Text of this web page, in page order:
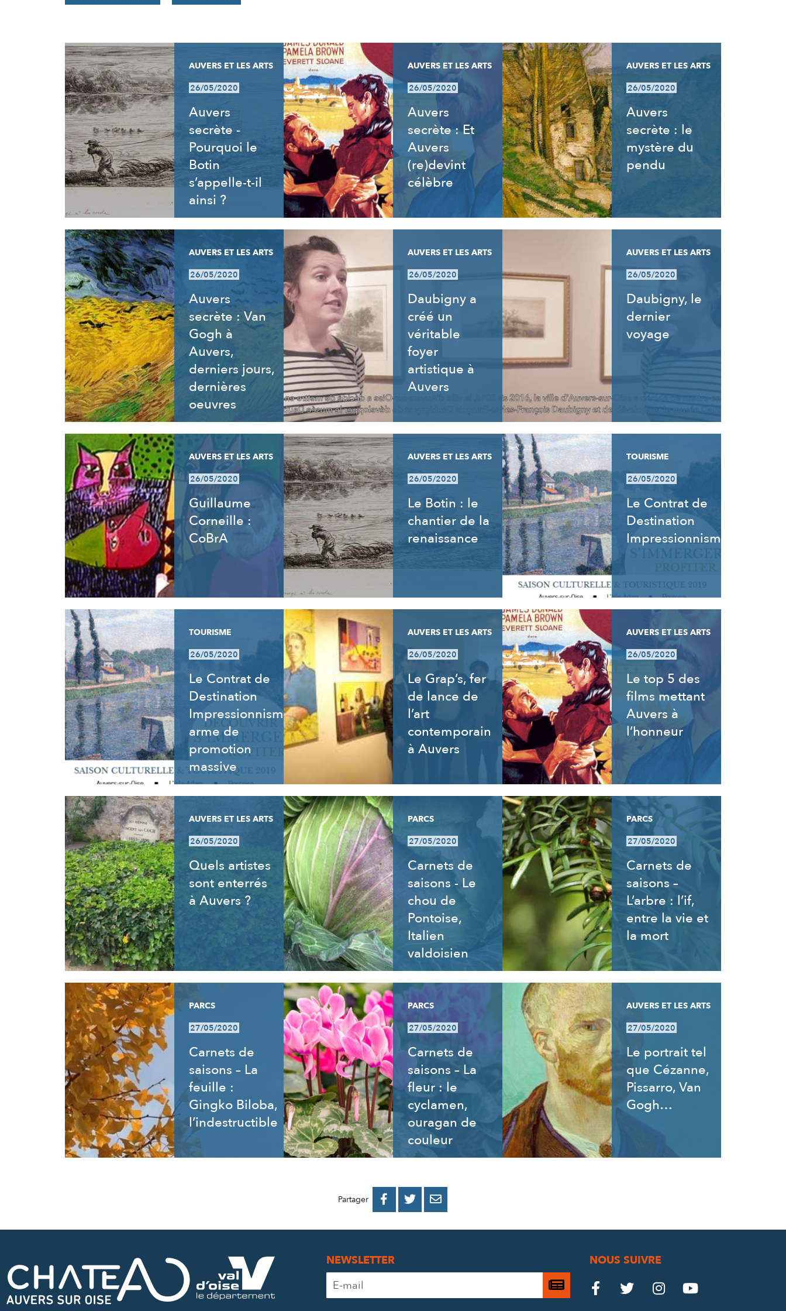
RÉSULTATS
AUVERS ET LES ARTS
26/05/2020
Auvers
secrète -
Pourquoi le
Botin
s’appelle-t-il
ainsi ?
AUVERS ET LES ARTS
26/05/2020
Auvers
secrète : Et
Auvers
(re)devint
célèbre
AUVERS ET LES ARTS
26/05/2020
Auvers
secrète : le
mystère du
pendu
AUVERS ET LES ARTS
26/05/2020
Auvers
secrète : Van
Gogh à
Auvers,
derniers jours,
dernières
oeuvres
AUVERS ET LES ARTS
26/05/2020
Daubigny a
créé un
véritable
foyer
artistique à
Auvers
AUVERS ET LES ARTS
26/05/2020
Daubigny, le
dernier
voyage
AUVERS ET LES ARTS
26/05/2020
Guillaume
Corneille :
CoBrA
AUVERS ET LES ARTS
26/05/2020
Le Botin : le
chantier de la
renaissance
TOURISME
26/05/2020
Le Contrat de
Destination
Impressionnisme
TOURISME
26/05/2020
Le Contrat de
Destination
Impressionnisme,
arme de
promotion
massive
AUVERS ET LES ARTS
26/05/2020
Le Grap’s, fer
de lance de
l’art
contemporain
à Auvers
AUVERS ET LES ARTS
26/05/2020
Le top 5 des
films mettant
Auvers à
l’honneur
AUVERS ET LES ARTS
26/05/2020
Quels artistes
sont enterrés
à Auvers ?
PARCS
27/05/2020
Carnets de
saisons - Le
chou de
Pontoise,
Italien
valdoisien
PARCS
27/05/2020
Carnets de
saisons –
L’arbre : l’if,
entre la vie et
la mort
PARCS
27/05/2020
Carnets de
saisons – La
feuille :
Gingko Biloba,
l’indestructible
PARCS
27/05/2020
Carnets de
saisons – La
fleur : le
cyclamen,
ouragan de
couleur
AUVERS ET LES ARTS
27/05/2020
Le portrait tel
que Cézanne,
Pissarro, Van
Gogh…
Partager 
PARTAGER
PARTAGER
PARTAGER
NEWSLETTER
Adresse
e-
Je
m’abonne
NOUS SUIVRE
Le

Le

Le

Le
